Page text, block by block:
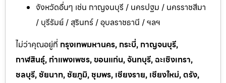
จังหวัดอื่นๆ เช่น กาญจนบุรี / นครปฐม / นครราชสีมา
/ บุรีรัมย์ / สุรินทร์ / อุบลราชธานี / ฯลฯ
ไม่ว่าคุณอยู่ที่ กรุงเทพมหานคร, กระบี่, กาญจนบุรี,
กาฬสินธุ์, กำแพงเพชร, ขอนแก่น, จันทบุรี, ฉะเชิงเทรา,
ชลบุรี, ชัยนาท, ชัยภูมิ, ชุมพร, เชียงราย, เชียงใหม่, ตรัง,